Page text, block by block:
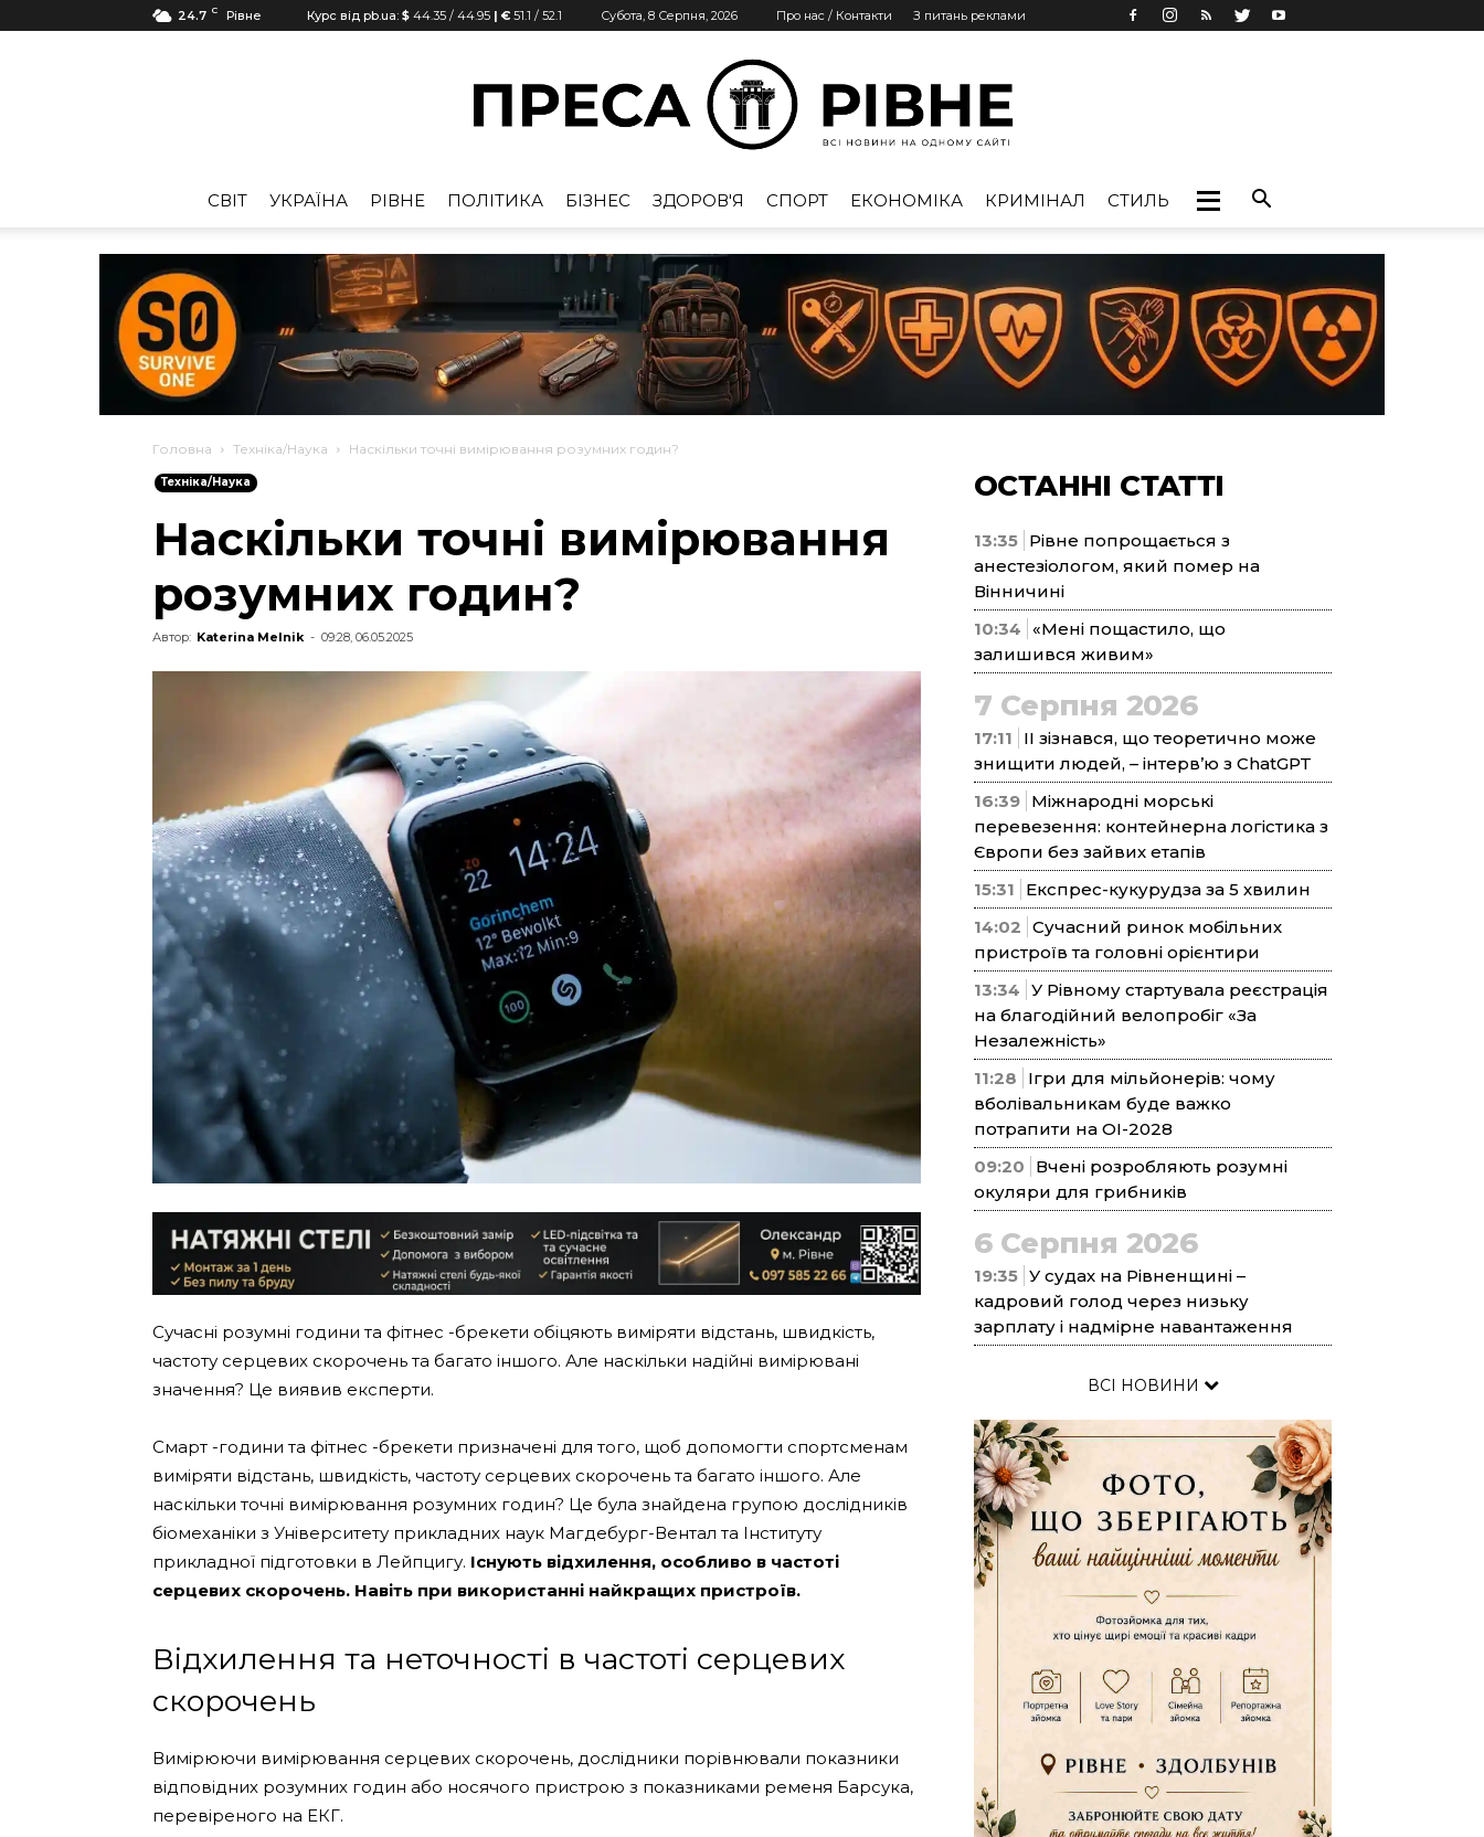
24.7 C Рівне Курс від pb.ua: $ 44.35 / 44.95 | € 51.1 / 52.1 Субота, 8 Серпня, 2026 Про нас / Контакти З питань реклами
Рівне
CВІТ УКРАЇНА РІВНЕ ПОЛІТИКА БІЗНЕС ЗДОРОВ'Я СПОРТ ЕКОНОМІКА КРИМІНАЛ СТИЛЬ
Головна Техніка/Наука Наскільки точні вимірювання розумних годин?
Техніка/Наука
Наскільки точні вимірювання
розумних годин?
Автор: Katerina Melnik - 09:28, 06.05.2025
Сучасні розумні години та фітнес -брекети обіцяють виміряти відстань, швидкість,
частоту серцевих скорочень та багато іншого. Але наскільки надійні вимірювані
значення? Це виявив експерти.
Смарт -години та фітнес -брекети призначені для того, щоб допомогти спортсменам
виміряти відстань, швидкість, частоту серцевих скорочень та багато іншого. Але
наскільки точні вимірювання розумних годин? Це була знайдена групою дослідників
біомеханіки з Університету прикладних наук Магдебург-Вентал та Інституту
прикладної підготовки в Лейпцигу. Існують відхилення, особливо в частоті
серцевих скорочень. Навіть при використанні найкращих пристроїв.
Відхилення та неточності в частоті серцевих
скорочень
Вимірюючи вимірювання серцевих скорочень, дослідники порівнювали показники
відповідних розумних годин або носячого пристрою з показниками ременя Барсука,
перевіреного на ЕКГ.
ОСТАННІ СТАТТІ
13:35 Рівне попрощається з
анестезіологом, який помер на
Вінничині
10:34
«Мені пощастило, що
залишився живим»
7 Серпня 2026
17:11
ІІ зізнався, що теоретично може
знищити людей, – інтерв’ю з ChatGPT
16:39 Міжнародні морські
перевезення: контейнерна логістика з
Європи без зайвих етапів
15:31
Експрес-кукурудза за 5 хвилин
14:02 Сучасний ринок мобільних
пристроїв та головні орієнтири
13:34 У Рівному стартувала реєстрація
на благодійний велопробіг «За
Незалежність»
11:28
Ігри для мільйонерів: чому
вболівальникам буде важко
потрапити на ОІ-2028
09:20
Вчені розробляють розумні
окуляри для грибників
6 Серпня 2026
19:35 У судах на Рівненщині –
кадровий голод через низьку
зарплату і надмірне навантаження
ВСІ НОВИНИ